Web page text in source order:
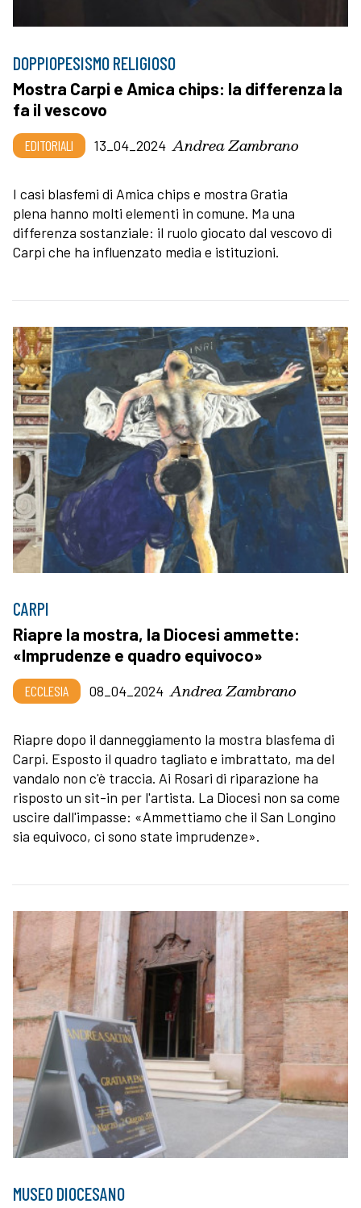
DOPPIOPESISMO RELIGIOSO
Mostra Carpi e Amica chips: la differenza la
fa il vescovo
EDITORIALI 13_04_2024 Andrea Zambrano
I casi blasfemi di Amica chips e mostra Gratia
plena hanno molti elementi in comune. Ma una
differenza sostanziale: il ruolo giocato dal vescovo di
Carpi che ha influenzato media e istituzioni.
CARPI
Riapre la mostra, la Diocesi ammette:
«Imprudenze e quadro equivoco»
ECCLESIA 08_04_2024 Andrea Zambrano
Riapre dopo il danneggiamento la mostra blasfema di
Carpi. Esposto il quadro tagliato e imbrattato, ma del
vandalo non c'è traccia. Ai Rosari di riparazione ha
risposto un sit-in per l'artista. La Diocesi non sa come
uscire dall'impasse: «Ammettiamo che il San Longino
sia equivoco, ci sono state imprudenze».
MUSEO DIOCESANO